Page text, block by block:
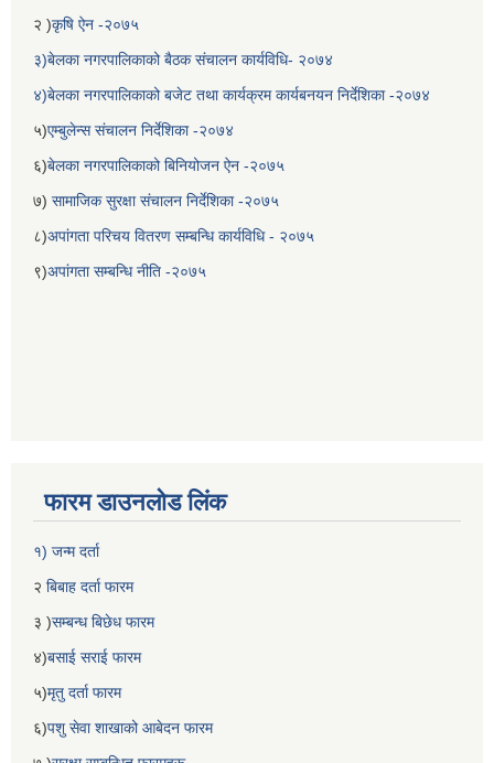
२ )कृषि ऐन -२०७५
३)बेलका नगरपालिकाको बैठक संचालन कार्यविधि- २०७४
४)बेलका नगरपालिकाको बजेट तथा कार्यक्रम कार्यबनयन निर्देशिका -२०७४
५)एम्बुलेन्स संचालन निर्देशिका -२०७४
६)बेलका नगरपालिकाको बिनियोजन ऐन -२०७५
७) सामाजिक सुरक्षा संचालन निर्देशिका -२०७५
८)अपांगता परिचय वितरण सम्बन्धि कार्यविधि - २०७५
९)अपांगता सम्बन्धि नीति -२०७५
फारम डाउनलोड लिंक
१) जन्म दर्ता
२ बिबाह दर्ता फारम
३ )सम्बन्ध बिछेध फारम
४)बसाई सराई फारम
५)मृतु दर्ता फारम
६)पशु सेवा शाखाको आबेदन फारम